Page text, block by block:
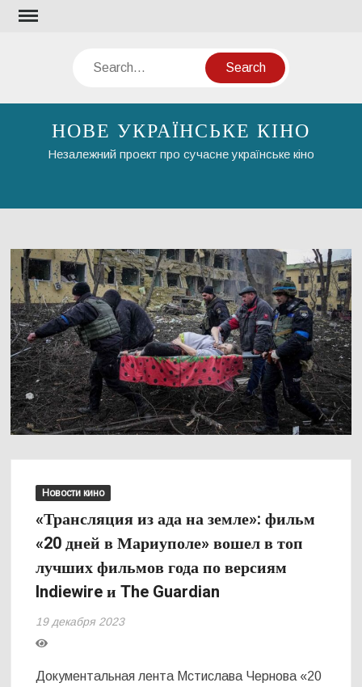
Skip
Search
НОВЕ УКРАЇНСЬКЕ КІНО
Незалежний проект про сучасне українське кіно
Новости кино
«Трансляция из ада на земле»: фильм
«20 дней в Мариуполе» вошел в топ
лучших фильмов года по версиям
Indiewire и The Guardian
19 декабря 2023
Документальная лента Мстислава Чернова «20